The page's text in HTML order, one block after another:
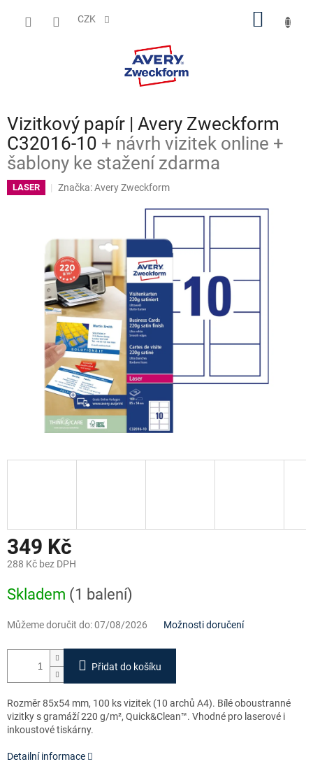
CZK
Vizitkový papír | Avery Zweckform
C32016-10 + návrh vizitek online +
šablony ke stažení zdarma
LASER Značka:Avery Zweckform
349 Kč
288 Kč bez DPH
cena:
Skladem (1 balení)
Můžeme doručit do:07/08/2026 Možnosti doručení
Přidat do košíku
Rozměr 85x54 mm, 100 ks vizitek (10 archů A4). Bílé oboustranné
vizitky s gramáží 220 g/m², Quick&Clean™. Vhodné pro laserové i
inkoustové tiskárny.
Detailní informace